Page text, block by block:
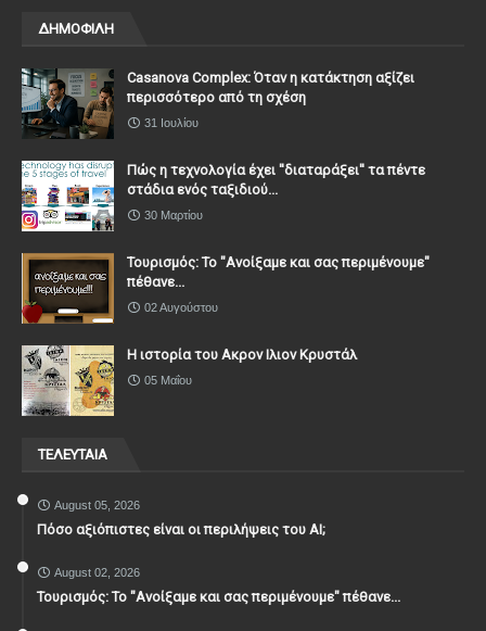
ΔΗΜΟΦΙΛΗ
Casanova Complex: Όταν η κατάκτηση αξίζει
περισσότερο από τη σχέση
31 Ιουλίου
Πώς η τεχνολογία έχει ''διαταράξει'' τα πέντε
στάδια ενός ταξιδιού...
30 Μαρτίου
Τουρισμός: Το "Ανοίξαμε και σας περιμένουμε"
πέθανε...
02 Αυγούστου
Η ιστορία του Ακρον Ιλιον Κρυστάλ
05 Μαΐου
ΤΕΛΕΥΤΑΙΑ
August 05, 2026
Πόσο αξιόπιστες είναι οι περιλήψεις του ΑΙ;
August 02, 2026
Τουρισμός: Το "Ανοίξαμε και σας περιμένουμε" πέθανε...